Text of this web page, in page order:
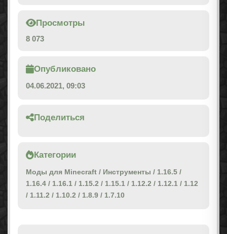
Просмотры
8 073
Опубликовано
04.06.2021, 09:03
Поделиться
Категории
Моды для Minecraft / Инструменты / 1.16.5 /
1.16.4 / 1.16.1 / 1.15.2 / 1.15.1 / 1.12.2 / 1.12.1 / 1.12
/ 1.11.2 / 1.10.2 / 1.8.9 / 1.7.10